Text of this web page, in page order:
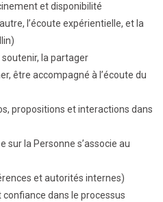
et disponibilité
l’écoute expérientielle, et la
soutenir, la partager
être accompagné à l’écoute du
propositions et interactions dans
sur la Personne s’associe au
et autorités internes)
dans le processus